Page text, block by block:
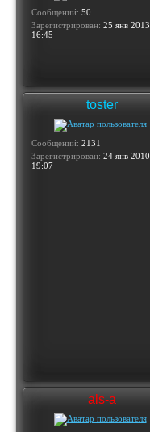
Сообщений: 50
Зарегистрирован: 25 янв 2013,
16:45
toster
Сообщений: 2131
Зарегистрирован: 24 янв 2010,
19:07
als-a